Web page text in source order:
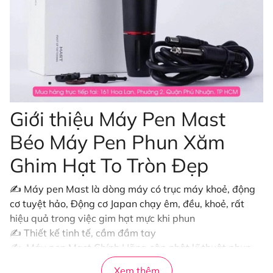
Giới thiệu Máy Pen Mast
Béo Máy Pen Phun Xăm
Ghim Hạt To Tròn Đẹp
✍ Máy pen Mast là dòng máy có trục máy khoẻ, động
cơ tuyệt hảo, Động cơ Japan chạy êm, đều, khoẻ, rất
hiệu quả trong việc gim hạt mực khi phun
✍ Thiết kế tinh tế, cầm đầm tay
✍ Máy pen Mast Chính Hãng cập nhật kĩ thuật phun
môi gim hạt bong mỏng, là xu hướng đang hot nên máy